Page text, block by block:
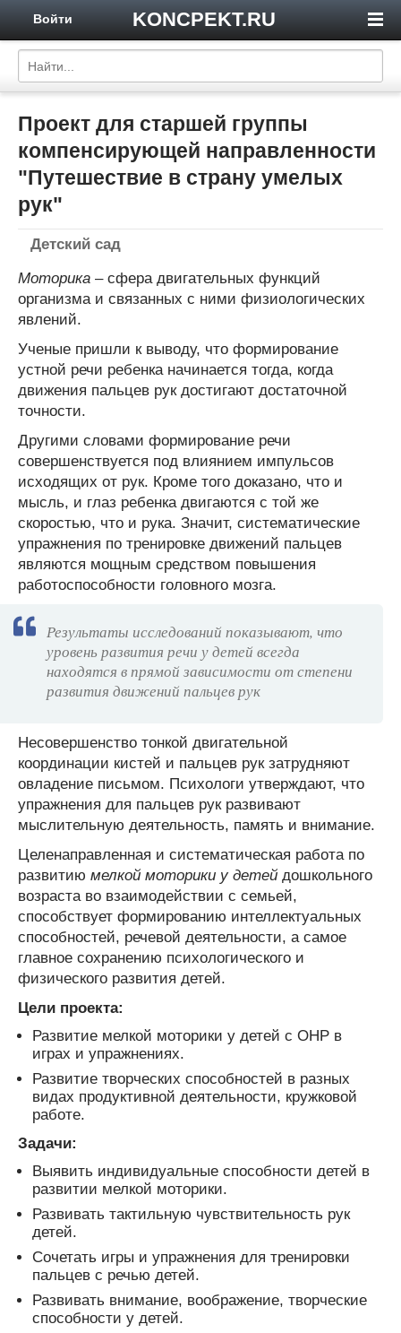
KONCPEKT.RU
Войти
Проект для старшей группы
компенсирующей направленности
"Путешествие в страну умелых
рук"
Детский сад
Моторика – сфера двигательных функций
организма и связанных с ними физиологических
явлений.
Ученые пришли к выводу, что формирование
устной речи ребенка начинается тогда, когда
движения пальцев рук достигают достаточной
точности.
Другими словами формирование речи
совершенствуется под влиянием импульсов
исходящих от рук. Кроме того доказано, что и
мысль, и глаз ребенка двигаются с той же
скоростью, что и рука. Значит, систематические
упражнения по тренировке движений пальцев
являются мощным средством повышения
работоспособности головного мозга.
Результаты исследований показывают, что
уровень развития речи у детей всегда
находятся в прямой зависимости от степени
развития движений пальцев рук
Несовершенство тонкой двигательной
координации кистей и пальцев рук затрудняют
овладение письмом. Психологи утверждают, что
упражнения для пальцев рук развивают
мыслительную деятельность, память и внимание.
Целенаправленная и систематическая работа по
развитию мелкой моторики у детей дошкольного
возраста во взаимодействии с семьей,
способствует формированию интеллектуальных
способностей, речевой деятельности, а самое
главное сохранению психологического и
физического развития детей.
Цели проекта:
Развитие мелкой моторики у детей с ОНР в
играх и упражнениях.
Развитие творческих способностей в разных
видах продуктивной деятельности, кружковой
работе.
Задачи:
Выявить индивидуальные способности детей в
развитии мелкой моторики.
Развивать тактильную чувствительность рук
детей.
Сочетать игры и упражнения для тренировки
пальцев с речью детей.
Развивать внимание, воображение, творческие
способности у детей.